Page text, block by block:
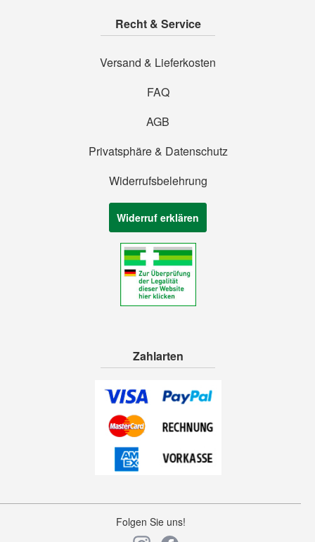
Recht & Service
Versand & Lieferkosten
FAQ
AGB
Privatsphäre & Datenschutz
Widerrufsbelehrung
Widerruf erklären
Zahlarten
Folgen Sie uns!